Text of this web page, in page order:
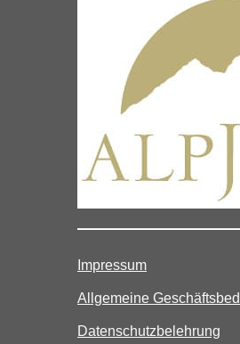
Impressum
Allgemeine
Datenschutzbelehrung